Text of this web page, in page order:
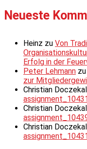
Neueste
Heinz zu Von
Erfolg in der
Peter Lehmann zu
zur
Christian Doczekal
Christian Doczekal
Christian Doczekal